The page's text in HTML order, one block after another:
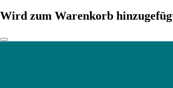
Wird zum Warenkorb